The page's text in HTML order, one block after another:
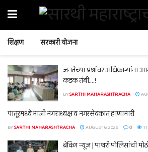
शिक्षण सरकारी योजना
जनतेच्या प्रश्नांवर अधिकाऱ्यांना
कडक तंबी….!
BYSARTHI MAHARASHTRACHA
पातूरमध्ये माजी नगराध्यक्ष व नगरसेवकात हाणामारी
BYSARTHI MAHARASHTRACHA AUGUST 6, 2026 0 11
ब्रेकिंग न्यूज | पाथरी पोलिसांची